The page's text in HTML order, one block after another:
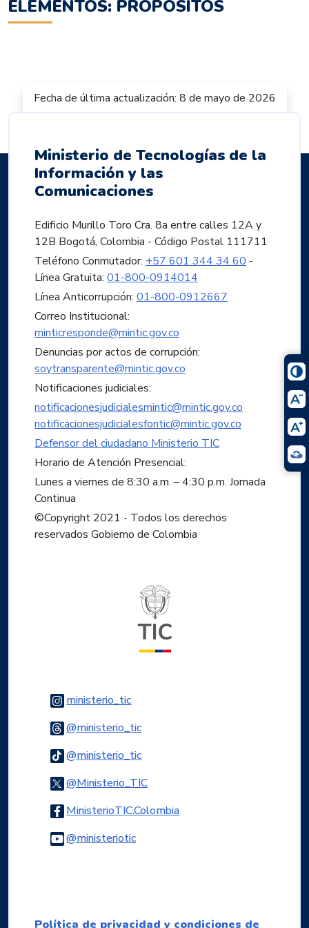
ELEMENTOS: PROPOSITOS
Fecha de última actualización: 8 de mayo de 2026
Ministerio de Tecnologías de la
Información y las
Comunicaciones
Edificio Murillo Toro Cra. 8a entre calles 12A y
12B Bogotá, Colombia - Código Postal 111711
Teléfono Conmutador: +57 601 344 34 60 -
Línea Gratuita: 01-800-0914014
Línea Anticorrupción: 01-800-0912667
Correo Institucional:
minticresponde@mintic.gov.co
Denuncias por actos de corrupción:
soytransparente@mintic.gov.co
Notificaciones judiciales:
notificacionesjudicialesmintic@mintic.gov.co
notificacionesjudicialesfontic@mintic.gov.co
Defensor del ciudadano Ministerio TIC
Horario de Atención Presencial:
Lunes a viernes de 8:30 a.m. – 4:30 p.m. Jornada
Continua
©Copyright 2021 - Todos los derechos
reservados Gobierno de Colombia
ministerio_ticLogo Instagram
@ministerio_ticLogo Threads
@ministerio_ticLogo Tiktok
@Ministerio_TICLogo Twitter
MinisterioTIC.ColombiaLogo Facebook
@ministerioticLogo Youtube
Política de privacidad y condiciones de